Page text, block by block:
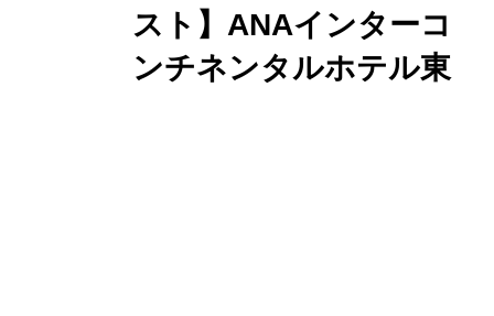
スト】ANAインターコ
ンチネンタルホテル東